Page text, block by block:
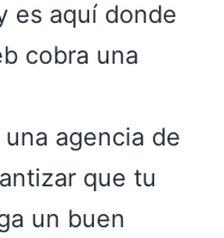
es aquí donde
cobra una
agencia de
que tu
un buen